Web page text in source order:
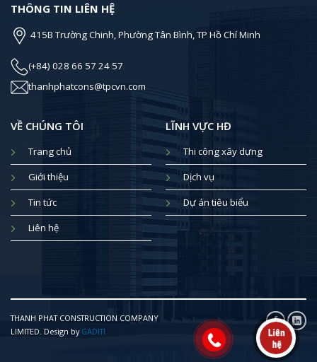
THÔNG TIN LIÊN HỆ
415B Trường Chinh, Phường Tân Bình, TP Hồ Chí Minh
(+84) 028 66 57 24 57
thanhphatcons@tpcvn.com
VỀ CHÚNG TÔI
Trang chủ
Giới thiệu
Tin tức
Liên hệ
LĨNH VỰC HĐ
Thi công xây dựng
Dịch vụ
Dự án tiêu biểu
THANH PHAT CONSTRUCTION COMPANY
LIMITED. Design by GADITI